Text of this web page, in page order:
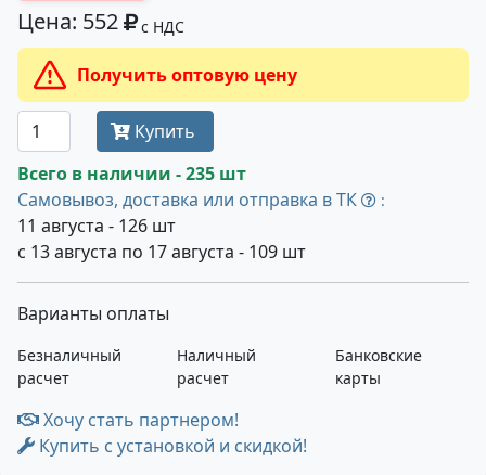
Цена: 552 с НДС
Получить оптовую цену
Купить
Всего в наличии - 235 шт
Самовывоз, доставка или отправка в ТК
:
11 августа - 126 шт
с 13 августа по 17 августа - 109 шт
Варианты оплаты
Безналичный
расчет
Наличный
расчет
Банковские
карты
Хочу стать партнером!
Купить с установкой и скидкой!